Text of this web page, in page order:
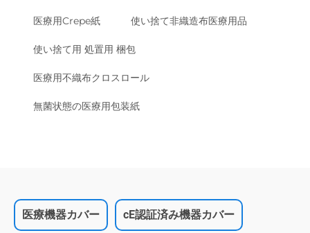
医療用Crepe紙 使い捨て非織造布医療用品
使い捨て用 処置用 梱包
医療用不織布クロスロール
無菌状態の医療用包装紙
医療機器カバー cE認証済み機器カバー